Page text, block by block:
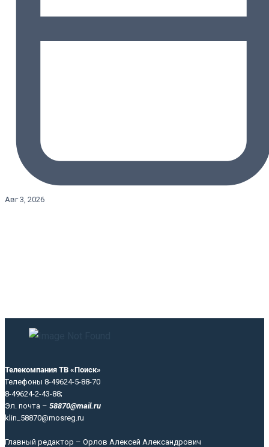
Авг 3, 2026
Телекомпания ТВ «Поиск»
Телефоны 8-49624-5-88-70
8-49624-2-43-88;
Эл. почта – 58870@mail.ru
klin_58870@mosreg.ru
Главный редактор – Орлов Алексей Александрович